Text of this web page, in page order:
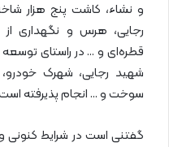
و نشاء، کاشت پنج هزار
رجایی، هرس و نگهداری
قطره‌ای و … در راستای توسعه
شهید رجایی، شهرک
سوخت و … انجام پذیرفته
گفتنی است در شرایط کنونی و